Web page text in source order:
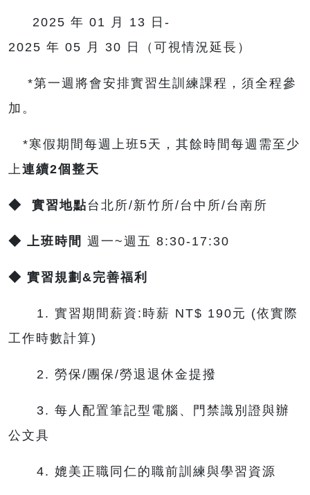
2025 年 01 月 13 日-
2025 年 05 月 30 日（可視情況延長）
*第一週將會安排實習生訓練課程，須全程參
加。
*寒假期間每週上班5天，其餘時間每週需至少
上 連續2個整天
◆ 實習地點台北所/新竹所/台中所/台南所
◆ 上班時間 週一~週五 8:30-17:30
◆ 實習規劃 &完善福利
1. 實習期間薪資:時薪 NT$ 190元 (依實際
工作時數計算)
2. 勞保/團保/勞退退休金提撥
3. 每人配置筆記型電腦、門禁識別證與辦
公文具
4. 媲美正職同仁的職前訓練與學習資源